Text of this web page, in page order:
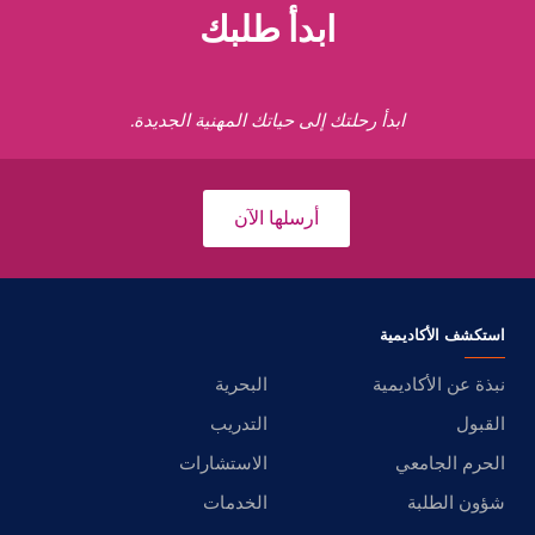
ابدأ طلبك
ابدأ رحلتك إلى حياتك المهنية الجديدة.
أرسلها الآن
استكشف الأكاديمية
نبذة عن الأكاديمية
البحرية
القبول
التدريب
الحرم الجامعي
الاستشارات
شؤون الطلبة
الخدمات